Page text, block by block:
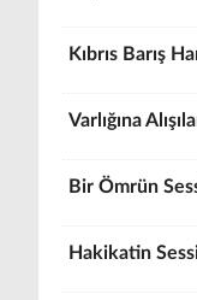
Kıbrıs Barış
Varlığına
Bir Ömrün
Hakikatin